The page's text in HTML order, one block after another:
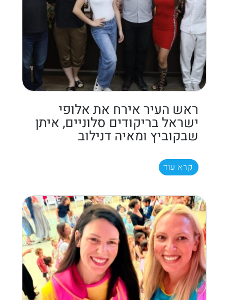
ראש העיר אירח את אלופי
ישראל בריקודים סלוניים, איתן
שבקוביץ ומאיה דנילוב
קרא עוד